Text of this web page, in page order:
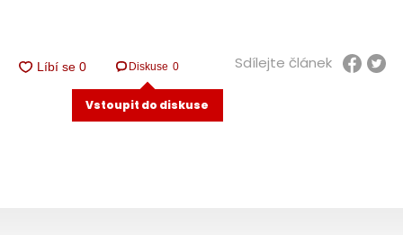
Diskuse 0
Vstoupit do diskuse
Sdílejte článek